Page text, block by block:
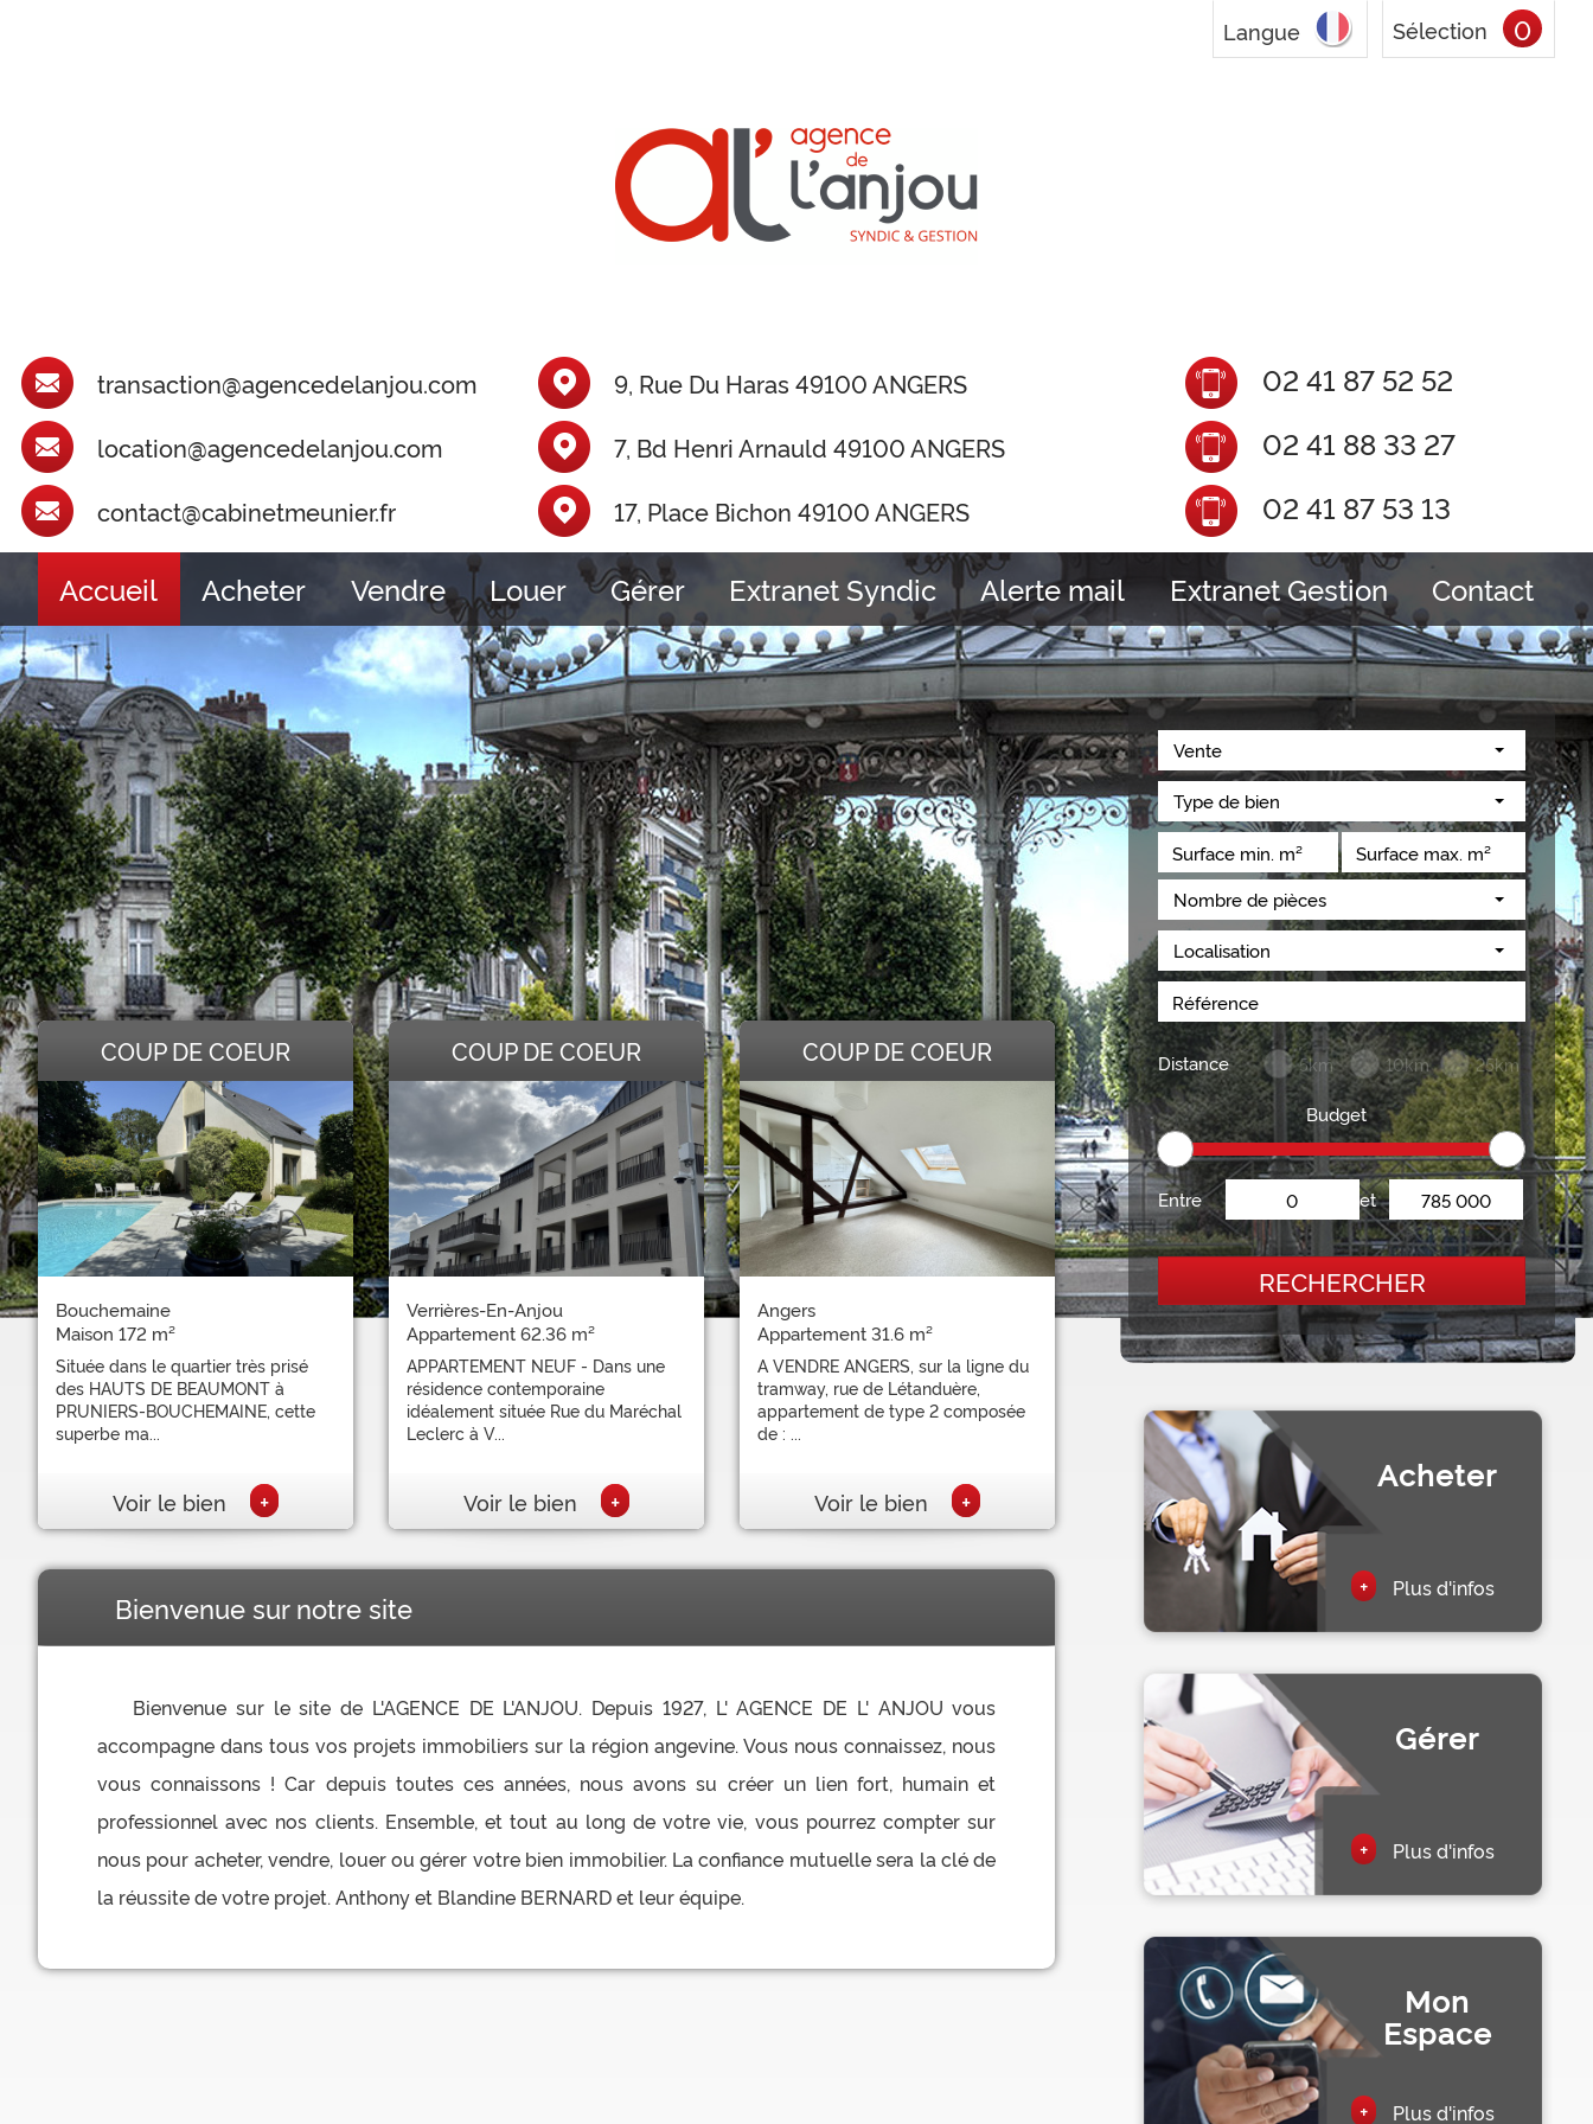
Langue Sélection 0
transaction@agencedelanjou.com 9, Rue Du Haras 49100 ANGERS 02 41 87 52 52
location@agencedelanjou.com 7, Bd Henri Arnauld 49100 ANGERS 02 41 88 33 27
contact@cabinetmeunier.fr 17, Place Bichon 49100 ANGERS 02 41 87 53 13
Accueil Acheter Vendre Louer Gérer Extranet Syndic Alerte mail Extranet Gestion Contact
Vente
Type de bien
Nombre de pièces
Localisation
Distance 5km 10km 25km
Budget
Entre et
RECHERCHER
COUP DE COEUR
Bouchemaine
Maison 172 m²
Située dans le quartier très prisé
des HAUTS DE BEAUMONT à
PRUNIERS-BOUCHEMAINE, cette
superbe ma...
Voir le bien +
COUP DE COEUR
Verrières-En-Anjou
Appartement 62.36 m²
APPARTEMENT NEUF - Dans une
résidence contemporaine
idéalement située Rue du Maréchal
Leclerc à V...
Voir le bien +
COUP DE COEUR
Angers
Appartement 31.6 m²
A VENDRE ANGERS, sur la ligne du
tramway, rue de Létanduère,
appartement de type 2 composée
de : ...
Voir le bien +
Bienvenue sur notre site
Bienvenue sur le site de L'AGENCE DE L'ANJOU. Depuis 1927, L' AGENCE DE L' ANJOU vous
accompagne dans tous vos projets immobiliers sur la région angevine. Vous nous connaissez, nous
vous connaissons ! Car depuis toutes ces années, nous avons su créer un lien fort, humain et
professionnel avec nos clients. Ensemble, et tout au long de votre vie, vous pourrez compter sur
nous pour acheter, vendre, louer ou gérer votre bien immobilier. La confiance mutuelle sera la clé de
la réussite de votre projet. Anthony et Blandine BERNARD et leur équipe.
Acheter
+ Plus d'infos
Gérer
+ Plus d'infos
Mon
Espace
+ Plus d'infos